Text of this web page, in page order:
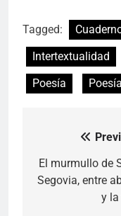
Tagged:
Intertextualidad
Poesía
de
entradas
El murmullo de
Segovia, entre
y